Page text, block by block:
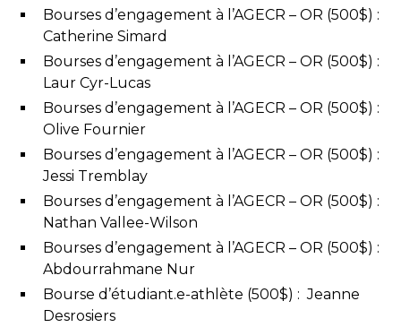
Bourses d’engagement à l’AGECR – OR (500$) :
Catherine Simard
Bourses d’engagement à l’AGECR – OR (500$) :
Laur Cyr-Lucas
Bourses d’engagement à l’AGECR – OR (500$) :
Olive Fournier
Bourses d’engagement à l’AGECR – OR (500$) :
Jessi Tremblay
Bourses d’engagement à l’AGECR – OR (500$) :
Nathan Vallee-Wilson
Bourses d’engagement à l’AGECR – OR (500$) :
Abdourrahmane Nur
Bourse d’étudiant.e-athlète (500$) : Jeanne
Desrosiers